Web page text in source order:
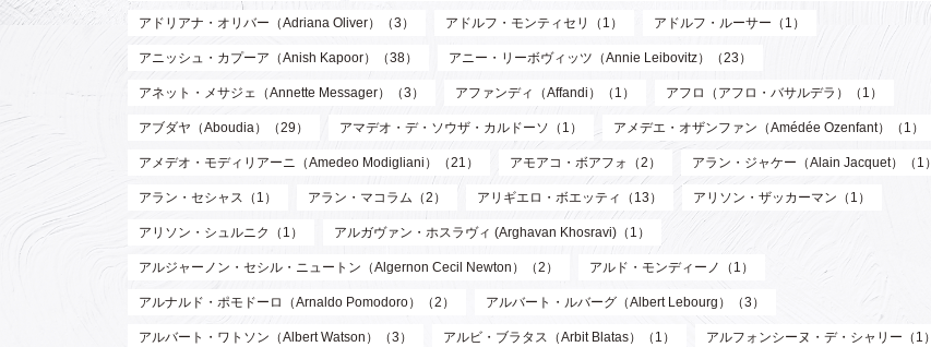
アドリアナ・オリバー（Adriana Oliver）（3） アドルフ・モンティセリ（1） アドルフ・ルーサー（1）
アニッシュ・カプーア（Anish Kapoor）（38） アニー・リーボヴィッツ（Annie Leibovitz）（23）
アネット・メサジェ（Annette Messager）（3） アファンディ（Affandi）（1） アフロ（アフロ・バサルデラ）（1）
アブダヤ（Aboudia）（29） アマデオ・デ・ソウザ・カルドーソ（1） アメデエ・オザンファン（Amédée Ozenfant）（1）
アメデオ・モディリアーニ（Amedeo Modigliani）（21） アモアコ・ボアフォ（2） アラン・ジャケー（Alain Jacquet）（1）
アラン・セシャス（1） アラン・マコラム（2） アリギエロ・ボエッティ（13） アリソン・ザッカーマン（1）
アリソン・シュルニク（1） アルガヴァン・ホスラヴィ (Arghavan Khosravi)（1）
アルジャーノン・セシル・ニュートン（Algernon Cecil Newton）（2） アルド・モンディーノ（1）
アルナルド・ポモドーロ（Arnaldo Pomodoro）（2） アルバート・ルバーグ（Albert Lebourg）（3）
アルバート・ワトソン（Albert Watson）（3） アルビ・ブラタス（Arbit Blatas）（1） アルフォンシーヌ・デ・シャリー（1）